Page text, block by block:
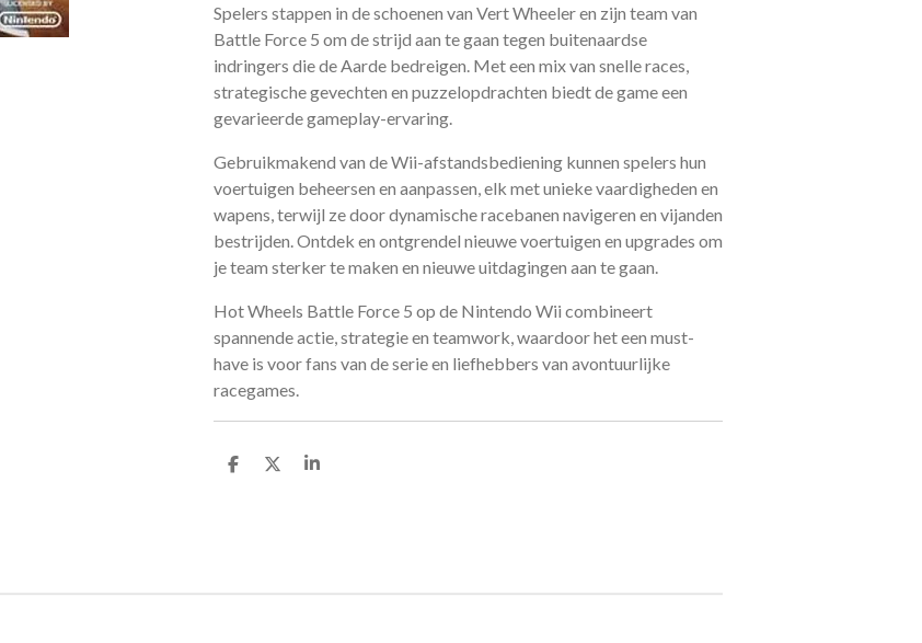
Spelers stappen in de schoenen van Vert Wheeler en zijn team van
Battle Force 5 om de strijd aan te gaan tegen buitenaardse
indringers die de Aarde bedreigen. Met een mix van snelle races,
strategische gevechten en puzzelopdrachten biedt de game een
gevarieerde gameplay-ervaring.
Gebruikmakend van de Wii-afstandsbediening kunnen spelers hun
voertuigen beheersen en aanpassen, elk met unieke vaardigheden en
wapens, terwijl ze door dynamische racebanen navigeren en vijanden
bestrijden. Ontdek en ontgrendel nieuwe voertuigen en upgrades om
je team sterker te maken en nieuwe uitdagingen aan te gaan.
Hot Wheels Battle Force 5 op de Nintendo Wii combineert
spannende actie, strategie en teamwork, waardoor het een must-
have is voor fans van de serie en liefhebbers van avontuurlijke
racegames.
D
D
S